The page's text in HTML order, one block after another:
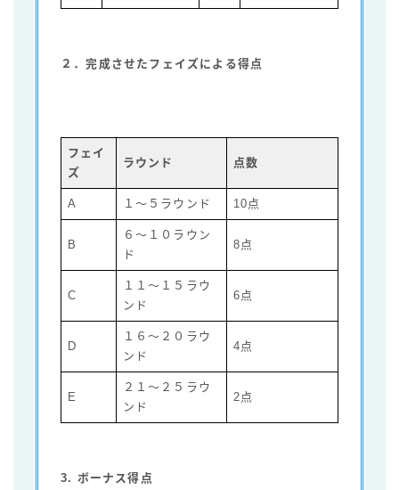
２．完成させたフェイズによる得点
フェイ
ズ
ラウンド 点数
A １～５ラウンド 10点
B
６～１０ラウン
ド
8点
C
１１～１５ラウ
ンド
6点
D
１６～２０ラウ
ンド
4点
E
２１～２５ラウ
ンド
2点
3. ボーナス得点